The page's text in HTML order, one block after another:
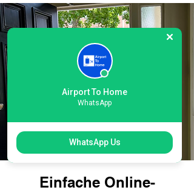
Einfache Online-
Airport To Home
WhatsApp
WhatsApp Us